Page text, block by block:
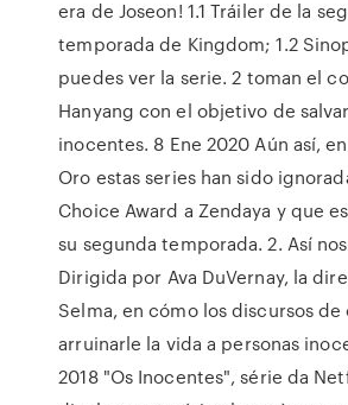
era de Joseon! 1.1 Tráiler de la
temporada de Kingdom; 1.2
puedes ver la serie. 2 toman el
Hanyang con el objetivo de
inocentes. 8 Ene 2020 Aún así,
Oro estas series han sido
Choice Award a Zendaya y que
su segunda temporada. 2. Así
Dirigida por Ava DuVernay, la
Selma, en cómo los discursos
arruinarle la vida a personas
2018 "Os Inocentes", série da